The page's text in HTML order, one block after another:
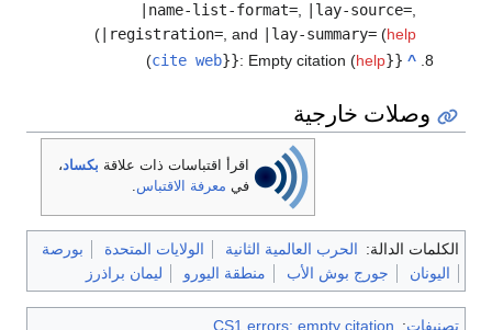
|name-list-format=, |lay-source=,
|registration=, and |lay-summary= (help
)
^
{{
cite web}}: Empty citation (help
)
وصلات خارجية
اقرأ اقتباسات ذات علاقة بكساد،
في معرفة الاقتباس.
الكلمات الدالة: الحرب العالمية الثانية الولايات المتحدة
بورصة
اليونان
جورج بوش الأب منطقة اليورو ليمان براذرز
تصنيفات:
CS1 errors: empty citation